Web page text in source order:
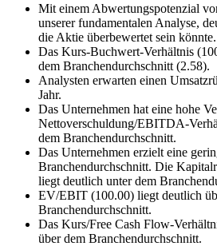
Mit einem Abwertungspotenzial
unserer fundamentalen Analyse,
die Aktie überbewertet sein könnte.
Das Kurs-Buchwert-Verhältnis
dem Branchendurchschnitt (2.58).
Analysten erwarten einen
Jahr.
Das Unternehmen hat eine hohe
Nettoverschuldung/EBITDA-
dem Branchendurchschnitt.
Das Unternehmen erzielt eine
Branchendurchschnitt. Die
liegt deutlich unter dem
EV/EBIT (100.00) liegt deutlich
Branchendurchschnitt.
Das Kurs/Free Cash Flow-
über dem Branchendurchschnitt.